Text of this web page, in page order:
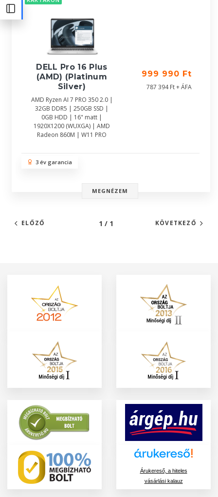
DELL Pro 16 Plus
(AMD) (Platinum
Silver)
AMD Ryzen AI 7 PRO 350 2.0 |
32GB DDR5 | 250GB SSD |
0GB HDD | 16" matt |
1920X1200 (WUXGA) | AMD
Radeon 860M | W11 PRO
999 990 Ft
787 394 Ft + ÁFA
3 év garancia
MEGNÉZEM
ELŐZŐ 1 / 1 KÖVETKEZŐ
Árukereső, a hiteles
vásárlási kalauz